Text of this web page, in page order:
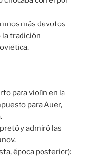
más devotos
la tradición
para violín en la
para Auer,
y admiró las
época posterior):